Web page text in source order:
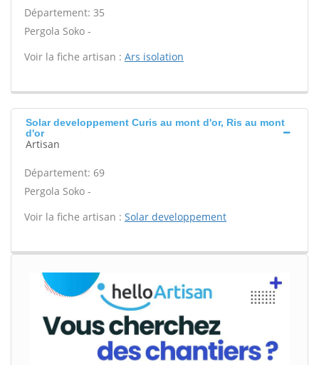
Département: 35
Pergola Soko -
Voir la fiche artisan : Ars isolation
Solar developpement Curis au mont d'or, Ris au mont
d'or
Artisan
Département: 69
Pergola Soko -
Voir la fiche artisan : Solar developpement